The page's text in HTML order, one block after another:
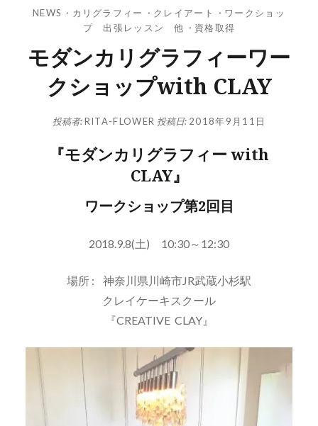
NEWS ・ カリグラフィー ・ クレイアート ・ ワークショッ
プ 出張レッスン 他 ・ 資格取得
モダンカリグラフィーワー
クショップwith CLAY
投稿者:RITA-FLOWER 投稿日: 2018年9月11日
『モダンカリグラフィー with
CLAY』
ワークショップ第2回目
2018.9.8(土) 10:30～12:30
場所 : 神奈川県川崎市JR武蔵小杉駅
クレイケーキスクール
『CREATIVE CLAY』